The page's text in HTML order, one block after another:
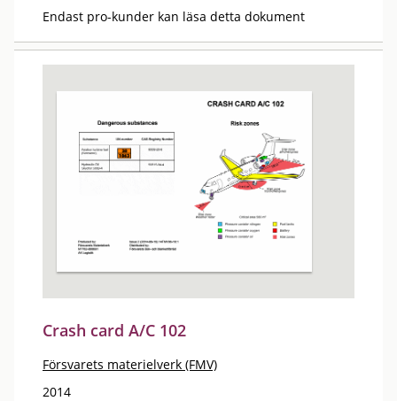
Endast pro-kunder kan läsa detta dokument
Crash card A/C 102
Försvarets materielverk (FMV)
2014